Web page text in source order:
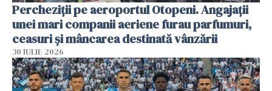
Percheziții pe aeroportul Otopeni. Angajații
unei mari companii aeriene furau parfumuri,
ceasuri și mâncarea destinată vânzării
30 IULIE 2026